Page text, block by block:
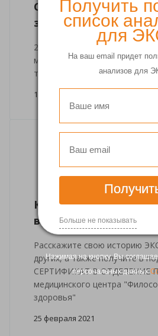
Получить
список
для
На ваш email придет
анализов для
Больше не показывать
Нажимая на кнопку, Вы
персональных данных
С Днем работника
здравоохранения!
20 июня - время праздновать!
медицинского работника
третье воскресенье июня.
18 июня 2021
Конкурс ЭКО историй.
выигрывай приз!
Расскажите свою историю
других, а также получите в
СЕРТИФИКАТ В ОТДЕЛЕНИЕ
медицинского центра
здоровья"
25 февраля 2021